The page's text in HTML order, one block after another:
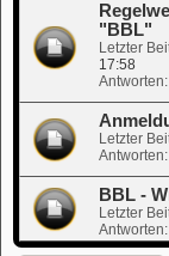
"BBL"
Letzter
17:58
Antworten:
Letzter
Antworten:
BBL -
Letzter
Antworten: